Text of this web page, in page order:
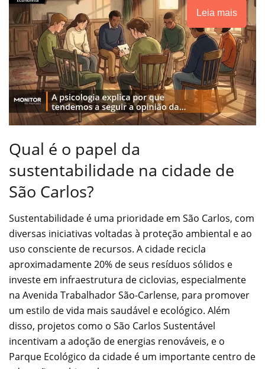
Leia mais
Qual é o papel da
sustentabilidade na cidade de
São Carlos?
Sustentabilidade é uma prioridade em São Carlos, com
diversas iniciativas voltadas à proteção ambiental e ao
uso consciente de recursos. A cidade recicla
aproximadamente 20% de seus resíduos sólidos e
investe em infraestrutura de ciclovias, especialmente
na Avenida Trabalhador São-Carlense, para promover
um estilo de vida mais saudável e ecológico. Além
disso, projetos como o São Carlos Sustentável
incentivam a adoção de energias renováveis, e o
Parque Ecológico da cidade é um importante centro de